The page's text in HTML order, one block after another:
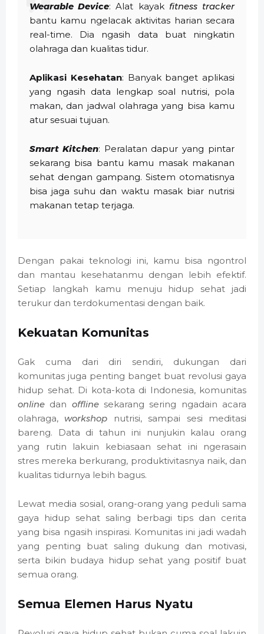
Wearable Device: Alat kayak fitness tracker
bantu kamu ngelacak aktivitas harian secara
real-time. Dia ngasih data buat ningkatin
olahraga dan kualitas tidur.
Aplikasi Kesehatan: Banyak banget aplikasi
yang ngasih data lengkap soal nutrisi, pola
makan, dan jadwal olahraga yang bisa kamu
atur sesuai tujuan.
Smart Kitchen: Peralatan dapur yang pintar
sekarang bisa bantu kamu masak makanan
sehat dengan gampang. Sistem otomatisnya
bisa jaga suhu dan waktu masak biar nutrisi
makanan tetap terjaga.
Dengan pakai teknologi ini, kamu bisa ngontrol
dan mantau kesehatanmu dengan lebih efektif.
Setiap langkah kamu menuju hidup sehat jadi
terukur dan terdokumentasi dengan baik.
Kekuatan Komunitas
Gak cuma dari diri sendiri, dukungan dari
komunitas juga penting banget buat revolusi gaya
hidup sehat. Di kota-kota di Indonesia, komunitas
online dan offlinesekarang sering ngadain acara
olahraga, workshop nutrisi, sampai sesi meditasi
bareng. Data di tahun ini nunjukin kalau orang
yang rutin lakuin kebiasaan sehat ini ngerasain
stres mereka berkurang, produktivitasnya naik, dan
kualitas tidurnya lebih bagus.
Lewat media sosial, orang-orang yang peduli sama
gaya hidup sehat saling berbagi tips dan cerita
yang bisa ngasih inspirasi. Komunitas ini jadi wadah
yang penting buat saling dukung dan motivasi,
serta bikin budaya hidup sehat yang positif buat
semua orang.
Semua Elemen Harus Nyatu